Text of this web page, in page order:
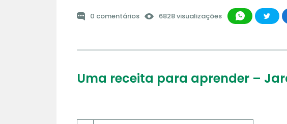
0 comentários 6828 visualizações
Uma receita para aprender –